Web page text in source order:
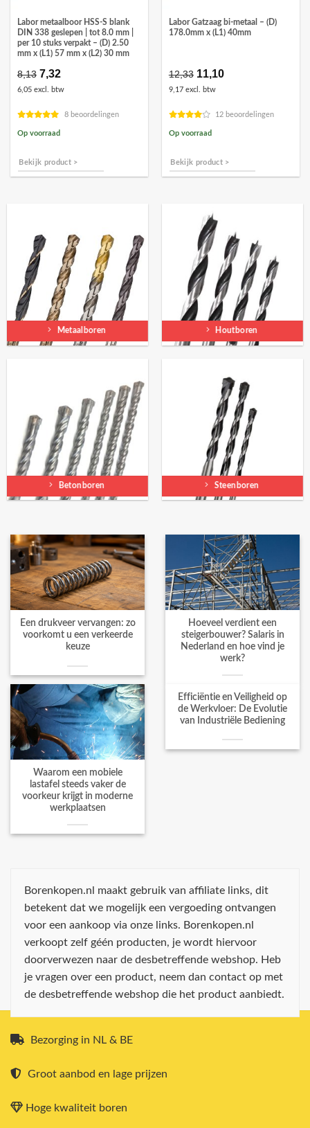
Labor metaalboor HSS-S blank
DIN 338 geslepen | tot 8.0 mm |
per 10 stuks verpakt – (D) 2.50
mm x (L1) 57 mm x (L2) 30 mm
8,13 Oorspronkelijke
prijs
was:
7,32Huidige
is:
6,05 excl. btw
8 beoordelingen
Op voorraad
Bekijk product >
Labor Gatzaag bi-metaal – (D)
178.0mm x (L1) 40mm
12,33 Oorspronkelijke
prijs
was:
11,10Huidige
9,17 excl. btw
12 beoordelingen
Op voorraad
Bekijk product >
Metaalboren Houtboren
Betonboren Steenboren
Een drukveer vervangen: zo
voorkomt u een verkeerde
keuze
Hoeveel verdient een
steigerbouwer? Salaris in
Nederland en hoe vind je
werk?
Waarom een mobiele
lastafel steeds vaker de
voorkeur krijgt in moderne
werkplaatsen
Efficiëntie en Veiligheid op
de Werkvloer: De Evolutie
van Industriële Bediening
Borenkopen.nl maakt gebruik van affiliate links, dit
betekent dat we mogelijk een vergoeding ontvangen
voor een aankoop via onze links. Borenkopen.nl
verkoopt zelf géén producten, je wordt hiervoor
doorverwezen naar de desbetreffende webshop. Heb
je vragen over een product, neem dan contact op met
de desbetreffende webshop die het product aanbiedt.
Bezorging in NL & BE
Groot aanbod en lage prijzen
Hoge kwaliteit boren